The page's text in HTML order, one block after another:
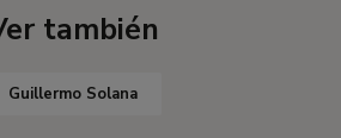
también
Guillermo Solana